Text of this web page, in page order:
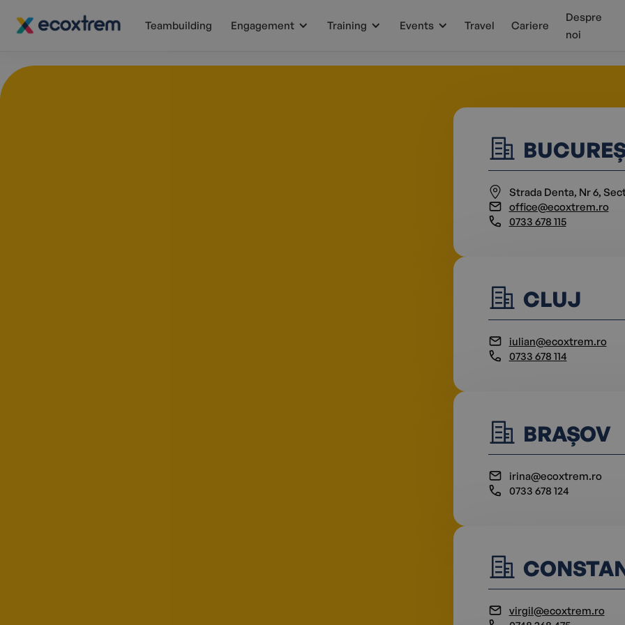
Teambuilding Engagement Training Events Travel Cariere
Despre
noi
Strada Denta, Nr 6,
office@ecoxtrem.ro
0733 678 115
CLUJ
iulian@ecoxtrem.ro
0733 678 114
BRAȘOV
irina@ecoxtrem.ro
0733 678 124
virgil@ecoxtrem.ro